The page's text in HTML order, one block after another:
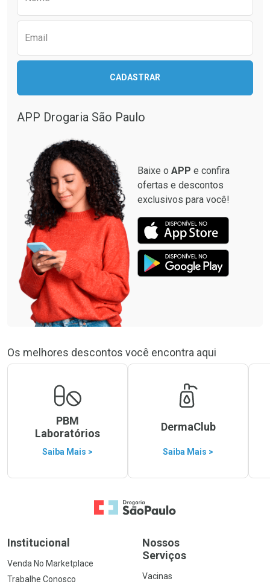
Email
CADASTRAR
APP Drogaria São Paulo
Baixe o APP e confira
ofertas e descontos
exclusivos para você!
Os melhores descontos você encontra aqui
PBM
Laboratórios
Saiba Mais >
DermaClub
Saiba Mais >
Ir para a Home
Institucional
Venda No Marketplace
Trabalhe Conosco
Nossos
Serviços
Vacinas